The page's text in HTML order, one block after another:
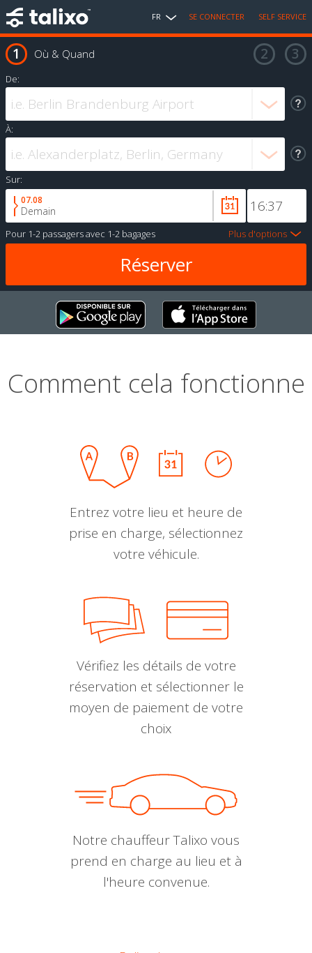
FR SE CONNECTER SELF SERVICE
Où & Quand
De:
À:
Sur:
07.08
Demain
Pour 1-2 passagersavec 1-2 bagages Plus d'options
Comment cela fonctionne
Entrez votre lieu et heure de
prise en charge, sélectionnez
votre véhicule.
Vérifiez les détails de votre
réservation et sélectionner le
moyen de paiement de votre
choix
Notre chauffeur Talixo vous
prend en charge au lieu et à
l'heure convenue.